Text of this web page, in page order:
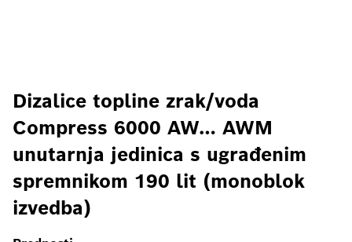
Dizalice topline zrak/voda
Compress 6000 AW… AWM
unutarnja jedinica s ugrađenim
spremnikom 190 lit (monoblok
izvedba)